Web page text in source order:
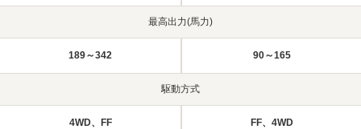
最高出力(馬力)
189～342 90～165
駆動方式
4WD、FF FF、4WD